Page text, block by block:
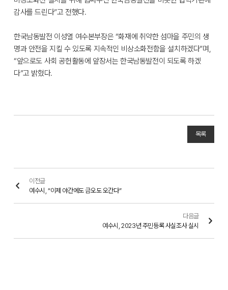
감사를 드린다”고 전했다.
한국남동발전 이성열 여수본부장은 “화재에 취약한 섬마을 주민의 생
명과 안전을 지킬 수 있도록 지속적인 비상소화전함을 설치하겠다”며,
“앞으로도 사회 공헌활동에 앞장서는 한국남동발전이 되도록 하겠
다”고 밝혔다.
목록
이전글
여수시, “이제 야간에도 금오도 오간다”
다음글
여수시, 2023년 주민등록 사실조사 실시